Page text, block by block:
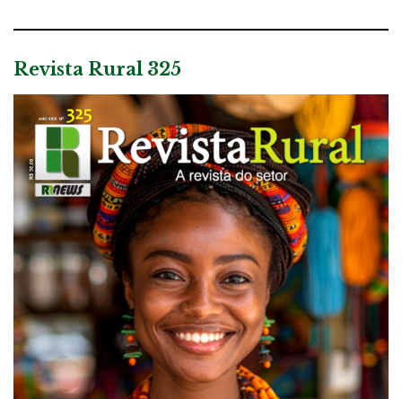
Revista Rural 325